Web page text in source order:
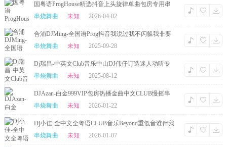
国粤语ProgHouse精选抖音上头旋律单曲包房专用串
烧-Dj烽仔
串烧舞曲 未知 2026-04-02
合浦DJMing-全国语Prog抖音我说过我不闪躲我非要
这么做串烧
串烧舞曲 未知 2025-09-28
Dj瑞昌-中英文Club音乐中山DJ伟仔订造迷人动听专
用慢摇串烧
串烧舞曲 未知 2025-08-12
DJAzan-白金999VIP包房热播金曲中文CLUB慢摇串
烧
串烧舞曲 未知 2026-01-22
Dj小佳-全中文全粤语CLUB音乐Beyond重低音谁伴我
闯荡慢摇串烧
串烧舞曲 未知 2026-01-07